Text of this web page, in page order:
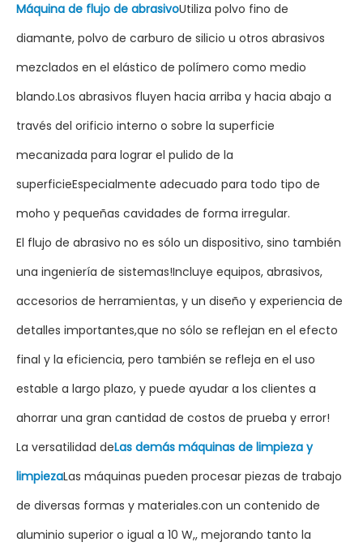
Máquina de flujo de abrasivoUtiliza polvo fino de
diamante, polvo de carburo de silicio u otros abrasivos
mezclados en el elástico de polímero como medio
blando.Los abrasivos fluyen hacia arriba y hacia abajo a
través del orificio interno o sobre la superficie
mecanizada para lograr el pulido de la
superficieEspecialmente adecuado para todo tipo de
moho y pequeñas cavidades de forma irregular.
El flujo de abrasivo no es sólo un dispositivo, sino también
una ingeniería de sistemas!Incluye equipos, abrasivos,
accesorios de herramientas, y un diseño y experiencia de
detalles importantes,que no sólo se reflejan en el efecto
final y la eficiencia, pero también se refleja en el uso
estable a largo plazo, y puede ayudar a los clientes a
ahorrar una gran cantidad de costos de prueba y error!
La versatilidad deLas demás máquinas de limpieza y
limpiezaLas máquinas pueden procesar piezas de trabajo
de diversas formas y materiales.con un contenido de
aluminio superior o igual a 10 W,, mejorando tanto la